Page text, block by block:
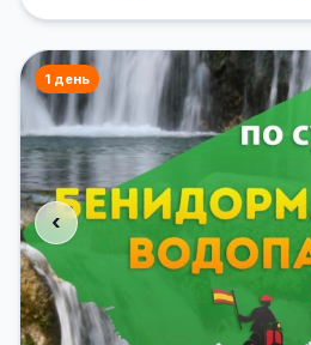
‹
1 день